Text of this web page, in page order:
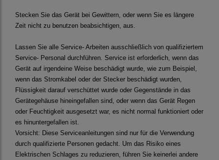
Stecken Sie das Gerät bei Gewittern, oder wenn Sie es längere
Zeit nicht zu benutzen beabsichtigen, aus.
Lassen Sie alle Service- Arbeiten ausschließlich von qualifiziertem
Service- Personal durchführen. Service ist erforderlich, wenn das
Gerät auf irgendeine Weise beschädigt wurde, wie zum Beispiel,
wenn das Stromkabel oder der Stecker beschädigt wurden,
Flüssigkeit darauf verschüttet wurde oder Gegenstände in das
Gerätegehäuse hineingefallen sind, oder wenn das Gerät Regen
oder Feuchtigkeit ausgesetzt war, es nicht normal funktioniert oder
es hinuntergefallen ist.
Vorsicht: Diese Serviceanleitungen sind nur für die Verwendung
durch qualifizierte Personen gedacht. Um das Risiko eines
Elektrischen Schlages zu reduzieren, führen Sie keinerlei andere